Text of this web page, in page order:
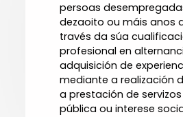
persoas
dezaoito ou máis anos
través da súa
profesional en
adquisición de
mediante a realización
a prestación de
pública ou interese